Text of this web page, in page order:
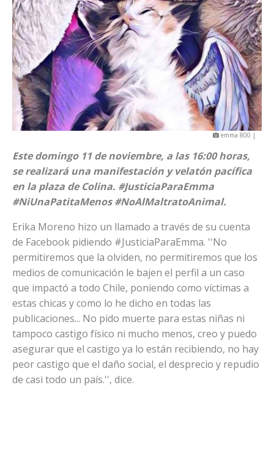
emma 800 |
Este domingo 11 de noviembre, a las 16:00 horas,
se realizará una manifestación y velatón pacífica
en la plaza de Colina. #JusticiaParaEmma
#NiUnaPatitaMenos #NoAlMaltratoAnimal.
Erika Moreno hizo un llamado a través de su cuenta
de Facebook pidiendo #JusticiaParaEmma. ''No
permitiremos que la olviden, no permitiremos que los
medios de comunicación le bajen el perfil a un caso
que impactó a todo Chile, poniendo como víctimas a
estas chicas y como lo he dicho en todas las
publicaciones... No pido muerte para estas niñas ni
tampoco castigo físico ni mucho menos, creo y puedo
asegurar que el castigo ya lo están recibiendo, no hay
peor castigo que el daño social, el desprecio y repudio
de casi todo un país.'', dice.